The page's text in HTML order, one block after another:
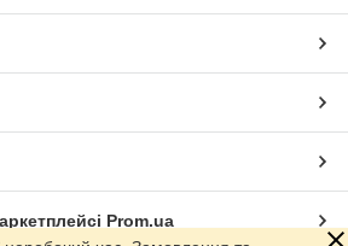
Prom.ua